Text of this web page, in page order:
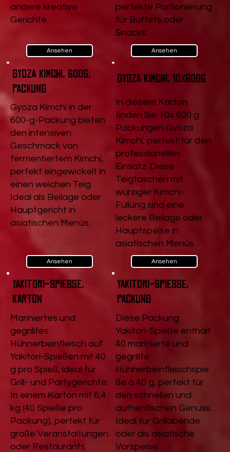
andere kreative
Gerichte.
Ansehen
perfekte Portionierung
für Buffets oder
Snacks.
Ansehen
Gyoza Kimchi, 600g,
Packung
Gyoza Kimchi in der
600-g-Packung bieten
den intensiven
Geschmack von
fermentiertem Kimchi,
perfekt eingewickelt in
einen weichen Teig.
Ideal als Beilage oder
Hauptgericht in
asiatischen Menüs.
Ansehen
Gyoza Kimchi, 10x600g
In diesem Karton
finden Sie 10x 600 g
Packungen Gyoza
Kimchi, perfekt für den
professionellen
Einsatz. Diese
Teigtaschen mit
würziger Kimchi-
Füllung sind eine
leckere Beilage oder
Hauptspeise in
asiatischen Menüs.
Ansehen
Yakitori-Spieße,
Karton
Mariniertes und
gegrilltes
Hühnerbeinfleisch auf
Yakitori-Spießen mit 40
g pro Spieß, ideal für
Grill- und Partygerichte.
In einem Karton mit 6,4
kg (40 Spieße pro
Packung), perfekt für
große Veranstaltungen
oder Restaurants.
Yakitori-Spieße,
Packung
Diese Packung
Yakitori-Spieße enthält
40 marinierte und
gegrillte
Hühnerbeinfleischspie
ße à 40 g, perfekt für
den schnellen und
authentischen Genuss.
Ideal für Grillabende
oder als asiatische
Vorspeise.